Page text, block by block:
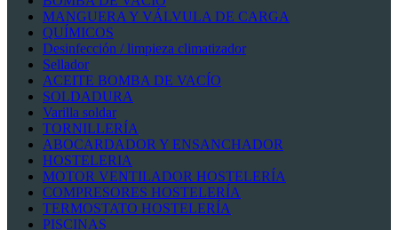
MANGUERA Y VÁLVULA DE CARGA
QUÍMICOS
Desinfección / limpieza climatizador
Sellador
ACEITE BOMBA DE VACÍO
SOLDADURA
Varilla soldar
TORNILLERÍA
ABOCARDADOR Y ENSANCHADOR
HOSTELERIA
MOTOR VENTILADOR HOSTELERÍA
COMPRESORES HOSTELERÍA
TERMOSTATO HOSTELERÍA
PISCINAS